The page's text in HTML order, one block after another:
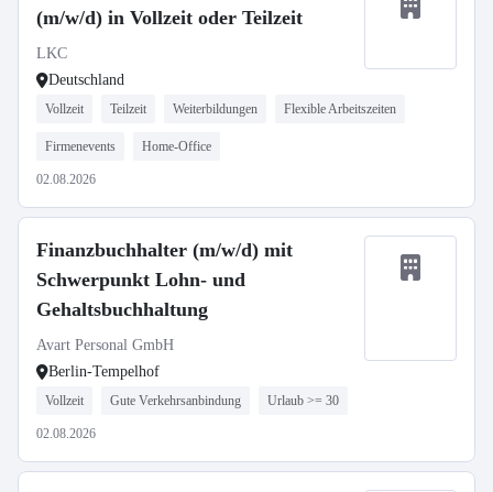
(m/w/d) in Vollzeit oder Teilzeit
LKC
Deutschland
Vollzeit Teilzeit Weiterbildungen Flexible Arbeitszeiten
Firmenevents Home-Office
02.08.2026
Finanzbuchhalter (m/w/d) mit
Schwerpunkt Lohn- und
Gehaltsbuchhaltung
Avart Personal GmbH
Berlin-Tempelhof
Vollzeit Gute Verkehrsanbindung Urlaub >= 30
02.08.2026